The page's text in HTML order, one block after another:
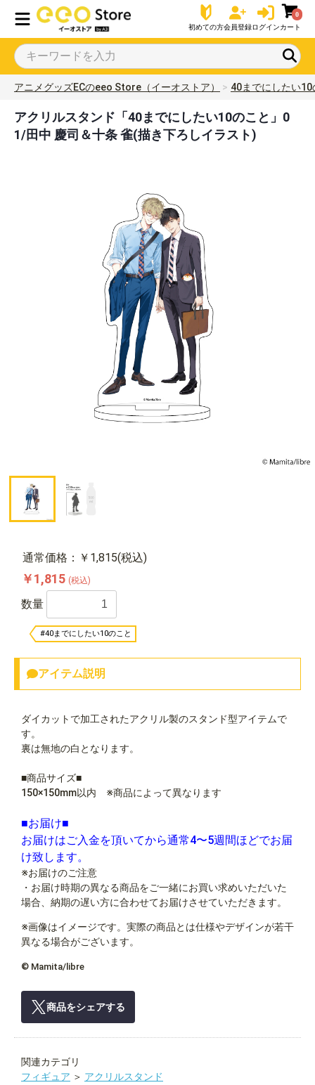
初めての方会員登録ログイン
0
カート
アニメグッズECのeeo Store（イーオストア） 40までにしたい10
アクリルスタンド「40までにしたい10のこと」0
1/田中 慶司＆十条 雀(描き下ろしイラスト)
通常価格：￥1,815(税込)
￥1,815 (税込)
数量
#40までにしたい10のこと
アイテム説明
ダイカットで加工されたアクリル製のスタンド型アイテムで
す。
裏は無地の白となります。
■商品サイズ■
150×150mm以内 ※商品によって異なります
■お届け■
お届けはご入金を頂いてから通常4〜5週間ほどでお届
け致します。
※お届けのご注意
・お届け時期の異なる商品をご一緒にお買い求めいただいた
場合、納期の遅い方に合わせてお届けさせていただきます。
※画像はイメージです。実際の商品とは仕様やデザインが若干
異なる場合がございます。
© Mamita/libre
商品をシェアする
関連カテゴリ
フィギュア ＞ アクリルスタンド